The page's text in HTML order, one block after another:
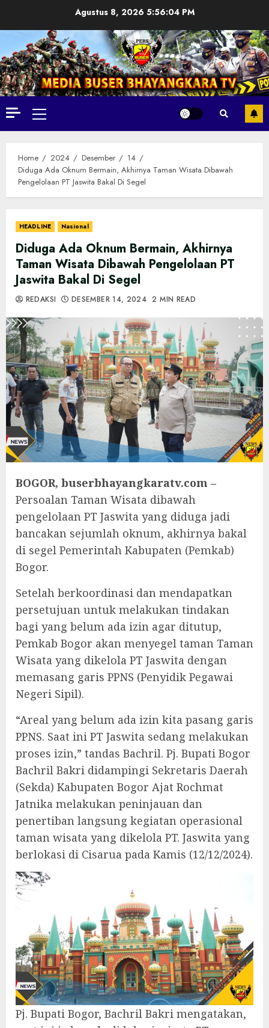
Agustus 8, 2026 5:56:05 PM
Primary
Menu
Home 2024 Desember
14
Diduga Ada Oknum Bermain, Akhirnya Taman Wisata Dibawah
Pengelolaan PT Jaswita Bakal Di Segel
HEADLINE Nasional
Diduga Ada Oknum Bermain, Akhirnya
Taman Wisata Dibawah Pengelolaan PT
Jaswita Bakal Di Segel
REDAKSI DESEMBER 14, 2024 2 MIN READ
BOGOR, buserbhayangkaratv.com –
Persoalan Taman Wisata dibawah
pengelolaan PT Jaswita yang diduga jadi
bancakan sejumlah oknum, akhirnya bakal
di segel Pemerintah Kabupaten (Pemkab)
Bogor.
Setelah berkoordinasi dan mendapatkan
persetujuan untuk melakukan tindakan
bagi yang belum ada izin agar ditutup,
Pemkab Bogor akan menyegel taman Taman
Wisata yang dikelola PT Jaswita dengan
memasang garis PPNS (Penyidik Pegawai
Negeri Sipil).
“Areal yang belum ada izin kita pasang garis
PPNS. Saat ini PT Jaswita sedang melakukan
proses izin,” tandas Bachril. Pj. Bupati Bogor
Bachril Bakri didampingi Sekretaris Daerah
(Sekda) Kabupaten Bogor Ajat Rochmat
Jatnika melakukan peninjauan dan
penertiban langsung kegiatan operasional
taman wisata yang dikelola PT. Jaswita yang
berlokasi di Cisarua pada Kamis (12/12/2024).
Pj. Bupati Bogor, Bachril Bakri mengatakan,